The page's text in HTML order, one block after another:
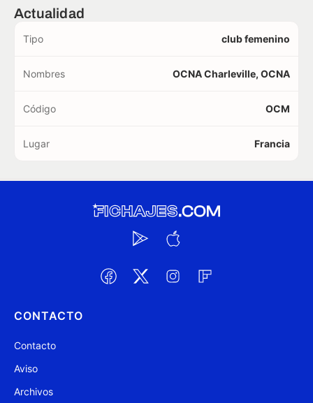
Actualidad
Tipo club femenino
Nombres OCNA Charleville, OCNA
Código OCM
Lugar Francia
CONTACTO
Contacto
Aviso
Archivos